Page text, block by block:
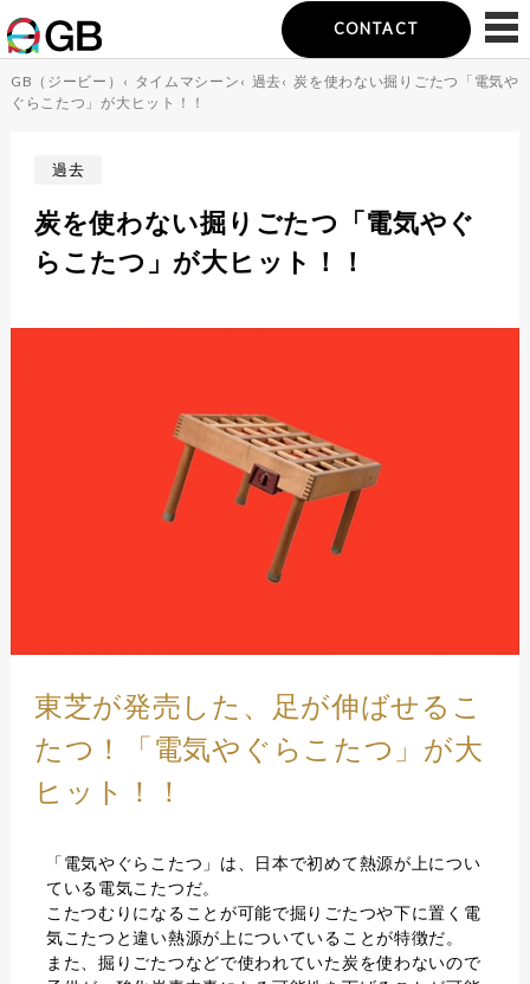
CONTACT
GB（ジービー） ‹ タイムマシーン ‹ 過去‹炭を使わない掘りごたつ「電気や
ぐらこたつ」が大ヒット！！
過去
炭を使わない掘りごたつ「電気やぐ
らこたつ」が大ヒット！！
東芝が発売した、足が伸ばせるこ
たつ！「電気やぐらこたつ」が大
ヒット！！
「電気やぐらこたつ」は、日本で初めて熱源が上につい
ている電気こたつだ。
こたつむりになることが可能で掘りごたつや下に置く電
気こたつと違い熱源が上についていることが特徴だ。
また、掘りごたつなどで使われていた炭を使わないので